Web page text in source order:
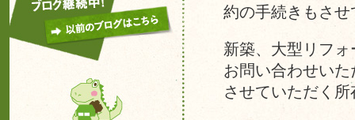
約の手続きもさ
新築、大型リフ
お問い合わせい
させていただく所